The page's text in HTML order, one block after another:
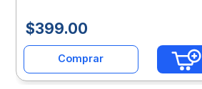
$399.00
Comprar